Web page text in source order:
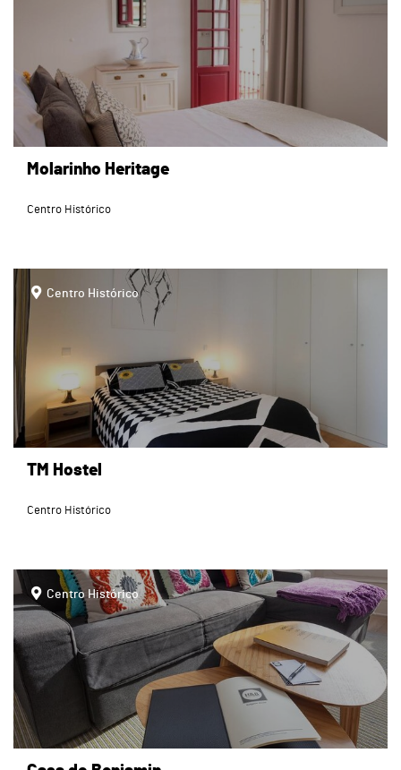
Molarinho Heritage
Centro Histórico
page
Centro Histórico
TM Hostel
Centro Histórico
page
Centro Histórico